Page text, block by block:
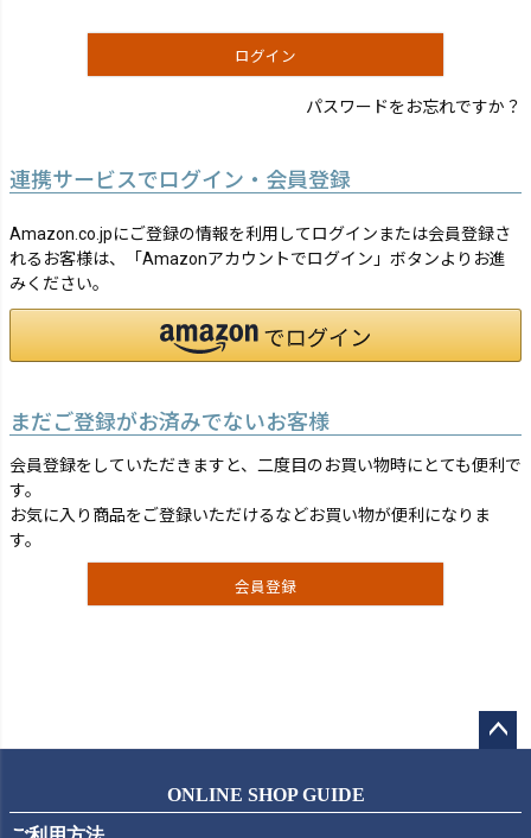
ログイン
パスワードをお忘れですか？
連携サービスでログイン・会員登録
Amazon.co.jpにご登録の情報を利用してログインまたは会員登録さ
れるお客様は、「Amazonアカウントでログイン」ボタンよりお進
みください。
まだご登録がお済みでないお客様
会員登録をしていただきますと、二度目のお買い物時にとても便利で
す。
お気に入り商品をご登録いただけるなどお買い物が便利になりま
す。
会員登録
ップ
ONLINE SHOP GUIDE